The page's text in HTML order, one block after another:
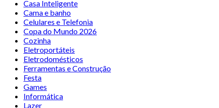
Casa Inteligente
Cama e banho
Celulares e Telefonia
Copa do Mundo 2026
Cozinha
Eletroportáteis
Eletrodomésticos
Ferramentas e Construção
Festa
Games
Informática
Lazer